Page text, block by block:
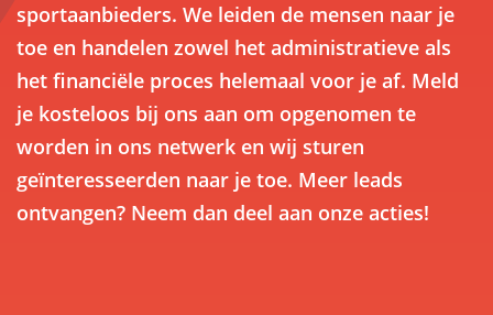
sportaanbieders. We leiden de mensen naar je
toe en handelen zowel het administratieve als
het financiële proces helemaal voor je af. Meld
je kosteloos bij ons aan om opgenomen te
worden in ons netwerk en wij sturen
geïnteresseerden naar je toe. Meer leads
ontvangen? Neem dan deel aan onze acties!